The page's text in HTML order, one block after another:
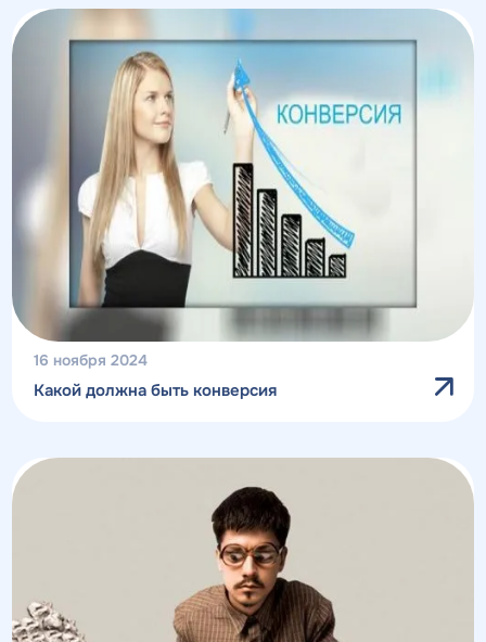
16 ноября 2024
Какой должна быть конверсия